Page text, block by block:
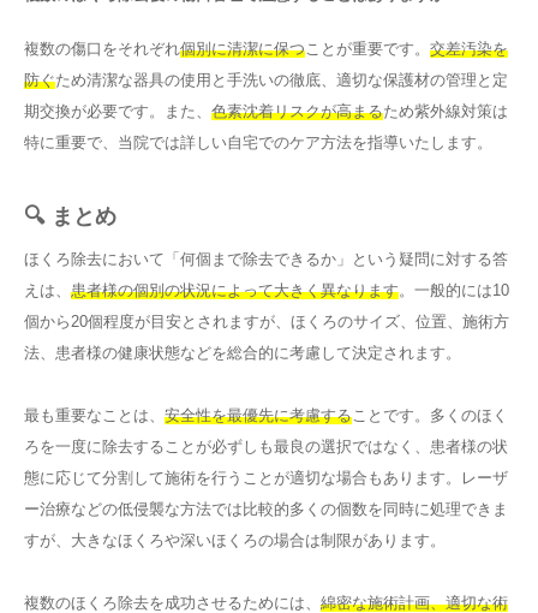
複数の傷口をそれぞれ個別に清潔に保つ ことが重要です。 交差汚染を
防ぐため清潔な器具の使用と手洗いの徹底、適切な保護材の管理と定
期交換が必要です。また、 色素沈着リスクが高まるため紫外線対策は
特に重要で、当院では詳しい自宅でのケア方法を指導いたします。
🔍 まとめ
ほくろ除去において「何個まで除去できるか」という疑問に対する答
えは、 患者様の個別の状況によって大きく異なります。一般的には10
個から20個程度が目安とされますが、ほくろのサイズ、位置、施術方
法、患者様の健康状態などを総合的に考慮して決定されます。
最も重要なことは、 安全性を最優先に考慮する ことです。多くのほく
ろを一度に除去することが必ずしも最良の選択ではなく、患者様の状
態に応じて分割して施術を行うことが適切な場合もあります。レーザ
ー治療などの低侵襲な方法では比較的多くの個数を同時に処理できま
すが、大きなほくろや深いほくろの場合は制限があります。
複数のほくろ除去を成功させるためには、 綿密な施術計画、適切な術